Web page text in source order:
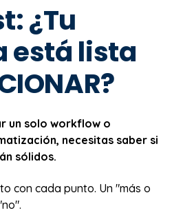
¿Tu
está lista
un solo workflow o
necesitas saber si
sólidos.
con cada punto. Un "más o